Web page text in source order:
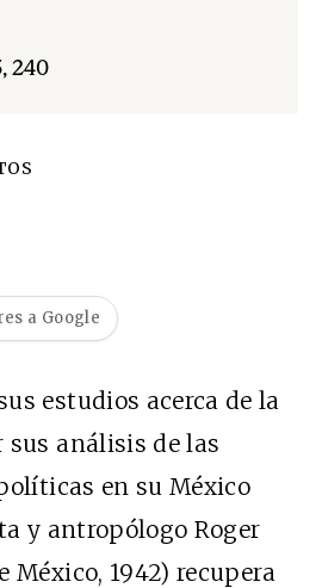
240
a Google
estudios acerca de la
análisis de las
en su México
y antropólogo Roger
México, 1942) recupera